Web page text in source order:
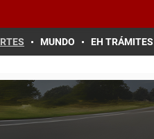
MUNDO EH TRÁMITES